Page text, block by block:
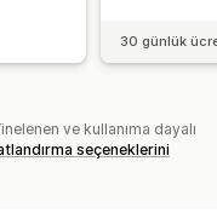
30 günlük
ve kullanıma dayalı
seçeneklerini